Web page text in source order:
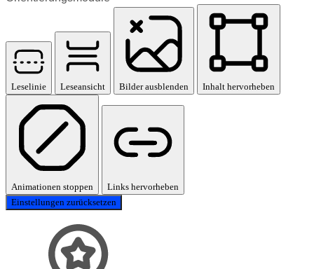
Leselinie Leseansicht Bilder ausblenden Inhalt hervorheben
Animationen stoppen
Links hervorheben
Einstellungen zurücksetzen